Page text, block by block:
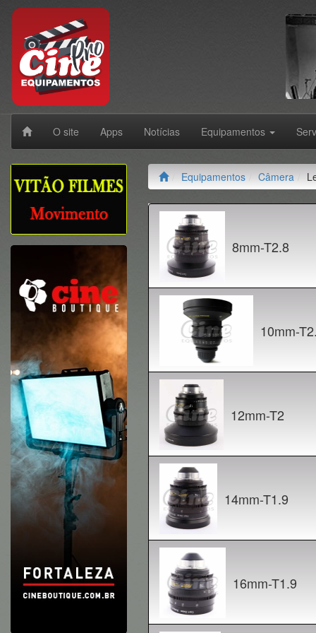
O site Apps Notícias Equipamentos
Equipamentos Câmera
8mm-T2.8
10mm-
12mm-T2
14mm-T1.9
16mm-T1.9